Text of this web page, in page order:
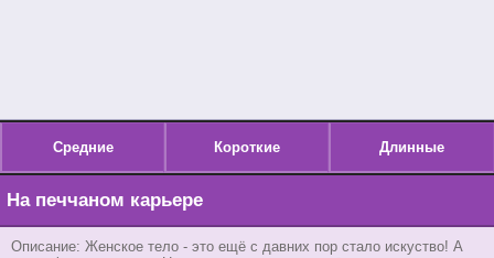
Средние Короткие Длинные
На печчаном карьере
Описание: Женское тело - это ещё с давних пор стало искуство! А